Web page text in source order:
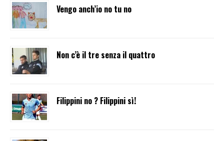
Vengo anch’io no tu no
Non c’è il tre senza il quattro
Filippini no ? Filippini sì!